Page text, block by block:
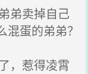
弟卖掉自己
蛋的弟弟？
，惹得凌霄